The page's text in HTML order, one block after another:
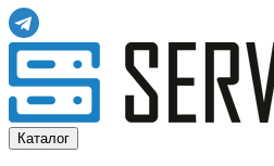
Каталог